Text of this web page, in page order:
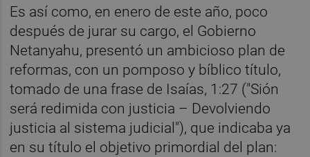
Es así como, en enero de este año, poco
después de jurar su cargo, el Gobierno
Netanyahu, presentó un ambicioso plan de
reformas, con un pomposo y bíblico título,
tomado de una frase de Isaías, 1:27 ("Sión
será redimida con justicia – Devolviendo
justicia al sistema judicial"), que indicaba ya
en su título el objetivo primordial del plan: